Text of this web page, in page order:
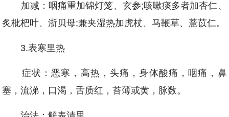
加减：咽痛重加锦灯笼、玄参;咳嗽痰多者加杏仁、
炙枇杷叶、浙贝母;兼夹湿热加虎杖、马鞭草、薏苡仁。
3.表寒里热
症状：恶寒，高热，头痛，身体酸痛，咽痛，鼻
塞，流涕，口渴，舌质红，苔薄或黄，脉数。